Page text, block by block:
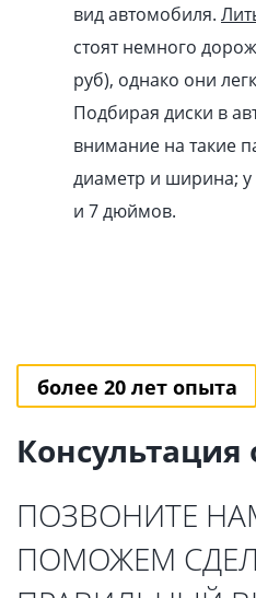
вид автомобиля.
стоят немного
pуб), однако они
Подбирая диски в
внимание на такие
диаметр и ширина; у
и 7 дюймов.
более 20 лет опыта
Консультация
ПОЗВОНИТЕ
ПОМОЖЕМ